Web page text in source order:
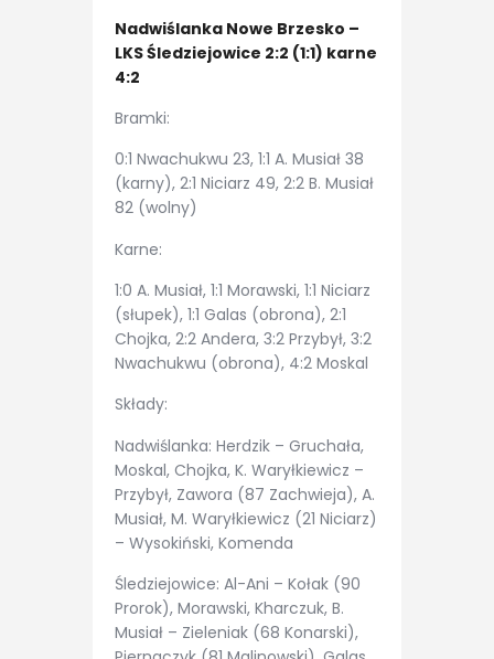
Nadwiślanka Nowe Brzesko –
LKS Śledziejowice 2:2 (1:1) karne
4:2
Bramki:
0:1 Nwachukwu 23, 1:1 A. Musiał 38
(karny), 2:1 Niciarz 49, 2:2 B. Musiał
82 (wolny)
Karne:
1:0 A. Musiał, 1:1 Morawski, 1:1 Niciarz
(słupek), 1:1 Galas (obrona), 2:1
Chojka, 2:2 Andera, 3:2 Przybył, 3:2
Nwachukwu (obrona), 4:2 Moskal
Składy:
Nadwiślanka: Herdzik – Gruchała,
Moskal, Chojka, K. Waryłkiewicz –
Przybył, Zawora (87 Zachwieja), A.
Musiał, M. Waryłkiewicz (21 Niciarz)
– Wysokiński, Komenda
Śledziejowice: Al-Ani – Kołak (90
Prorok), Morawski, Kharczuk, B.
Musiał – Zieleniak (68 Konarski),